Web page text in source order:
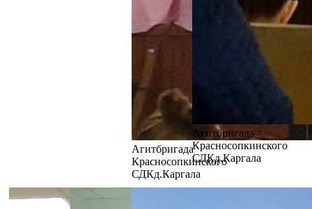
Агитбригада
Красносопкинского
СДКд.Каргала
Агитбригада
Красносопкинского
СДКд.Каргала